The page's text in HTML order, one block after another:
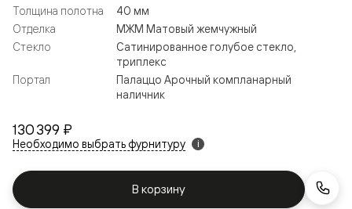
130 399 ₽
Необходимо выбрать фурнитуру i
В корзину
Толщина полотна
40 мм
Отделка
МЖМ Матовый жемчужный
Стекло
Сатинированное голубое стекло,
триплекс
Портал
Палаццо Арочный компланарный
наличник